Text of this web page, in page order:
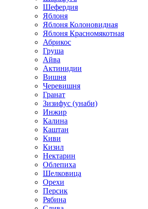
Шефердия
Яблоня
Яблоня Колоновидная
Яблоня Красномякотная
Абрикос
Груша
Айва
Актинидии
Вишня
Черевишня
Гранат
Зизифус (унаби)
Инжир
Калина
Каштан
Киви
Кизил
Нектарин
Облепиха
Шелковица
Орехи
Персик
Рябина